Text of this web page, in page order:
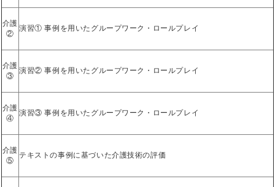
介護
②
演習① 事例を用いたグループワーク・ロールプレイ
介護
③
演習② 事例を用いたグループワーク・ロールプレイ
介護
④
演習③ 事例を用いたグループワーク・ロールプレイ
介護
⑤
テキストの事例に基づいた介護技術の評価